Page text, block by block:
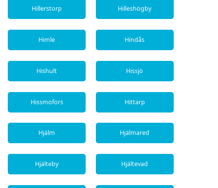
Hillerstorp Hilleshögby
Himle Hindås
Hishult Hissjö
Hissmofors Hittarp
Hjälm Hjälmared
Hjälteby Hjältevad